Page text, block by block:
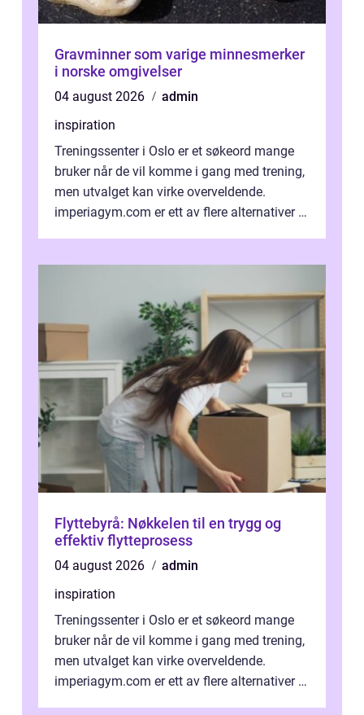
Gravminner som varige minnesmerker
i norske omgivelser
04 august 2026
admin
inspiration
Treningssenter i Oslo er et søkeord mange
bruker når de vil komme i gang med trening,
men utvalget kan virke overveldende.
imperiagym.com er ett av flere alternativer i
Flyttebyrå: Nøkkelen til en trygg og
effektiv flytteprosess
04 august 2026
admin
inspiration
Treningssenter i Oslo er et søkeord mange
bruker når de vil komme i gang med trening,
men utvalget kan virke overveldende.
imperiagym.com er ett av flere alternativer i